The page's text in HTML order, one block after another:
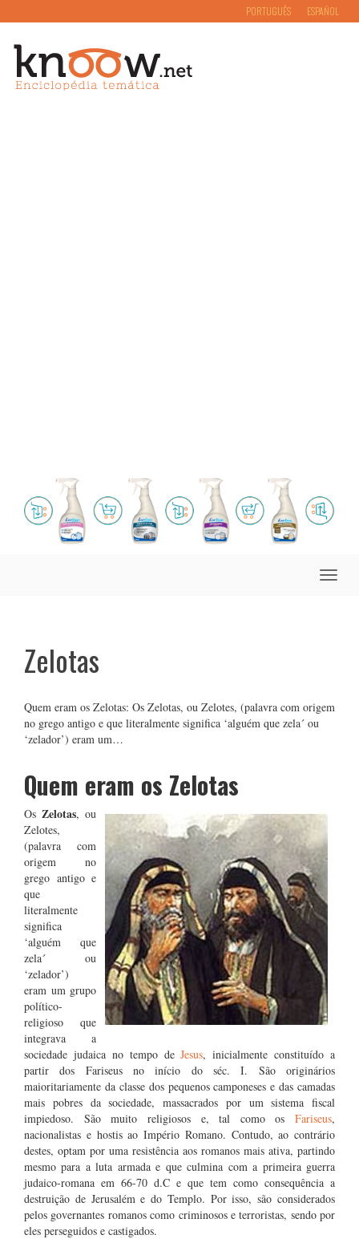
PORTUGUÊS ESPAÑOL
Toggle
Zelotas
Quem eram os Zelotas: Os Zelotas, ou Zelotes, (palavra com origem
no grego antigo e que literalmente significa ‘alguém que zela´ ou
‘zelador’) eram um…
Quem eram os Zelotas
Os Zelotas, ou
Zelotes,
(palavra com
origem no
grego antigo e
que
literalmente
significa
‘alguém que
zela´ ou
‘zelador’)
eram um grupo
político-
religioso que
integrava a
sociedade judaica no tempo deJesus, inicialmente constituído a
partir dos Fariseus no início do séc. I. São originários
maioritariamente da classe dos pequenos camponeses e das camadas
mais pobres da sociedade, massacrados por um sistema fiscal
impiedoso. São muito religiosos e, tal como os Fariseus,
nacionalistas e hostis ao Império Romano. Contudo, ao contrário
destes, optam por uma resistência aos romanos mais ativa, partindo
mesmo para a luta armada e que culmina com a primeira guerra
judaico-romana em 66-70 d.C e que tem como consequência a
destruição de Jerusalém e do Templo. Por isso, são considerados
pelos governantes romanos como criminosos e terroristas, sendo por
eles perseguidos e castigados.